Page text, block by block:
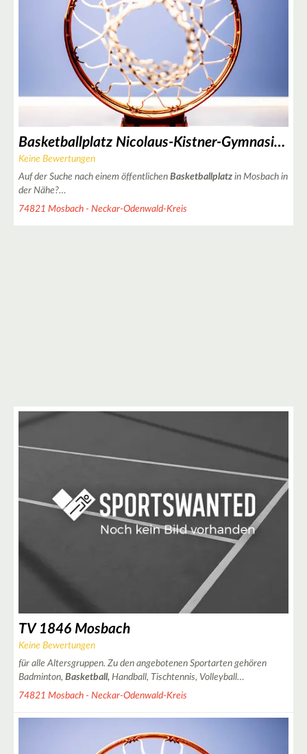
Basketballplatz Nicolaus-Kistner-Gymnasium in Mosbach
Keine Bewertungen
Auf der Suche nach einem öffentlichen Basketballplatz in Mosbach in
der Nähe?…
74821 Mosbach - Neckar-Odenwald-Kreis
TV 1846 Mosbach
Keine Bewertungen
für alle Altersgruppen. Zu den angebotenen Sportarten gehören
Badminton, Basketball, Handball, Tischtennis, Volleyball…
74821 Mosbach - Neckar-Odenwald-Kreis